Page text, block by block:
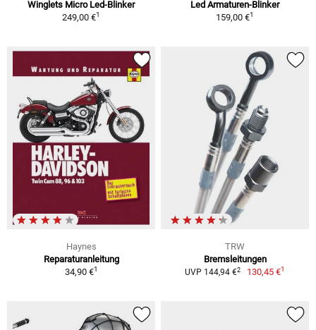
Winglets Micro Led-Blinker
249,00 €1
Led Armaturen-Blinker
159,00 €1
Haynes
Reparaturanleitung
34,90 €1
TRW
Bremsleitungen
UVP 144,94 €2 130,45 €1